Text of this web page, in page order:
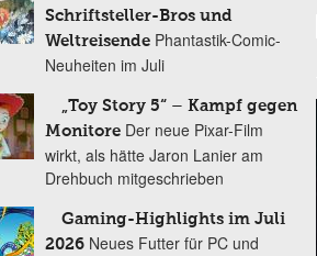
Schriftsteller-Bros und
Weltreisende Phantastik-Comic-
Neuheiten im Juli
„Toy Story 5“ – Kampf gegen
Monitore Der neue Pixar-Film
wirkt, als hätte Jaron Lanier am
Drehbuch mitgeschrieben
Gaming-Highlights im Juli
2026 Neues Futter für PC und